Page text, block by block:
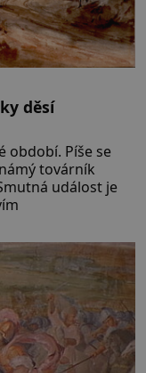
děsí
období. Píše se
továrník
událost je